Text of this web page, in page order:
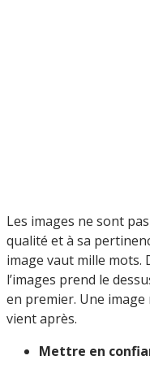
Les images ne sont
qualité et à sa
image vaut mille mots.
l’images prend le
en premier. Une
vient après.
Mettre en